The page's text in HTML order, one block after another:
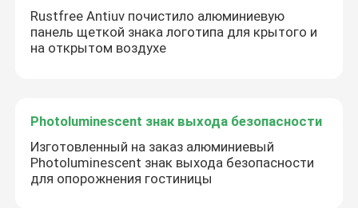
Rustfree Antiuv почистило алюминиевую
панель щеткой знака логотипа для крытого и
на открытом воздухе
Photoluminescent знак выхода безопасности
Изготовленный на заказ алюминиевый
Photoluminescent знак выхода безопасности
для опорожнения гостиницы